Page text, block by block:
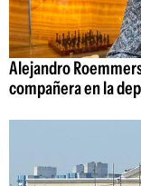
Alejandro
compañera en la